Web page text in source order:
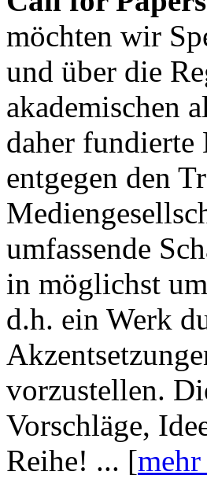
möchten wir
und über die
akademischen
daher
entgegen den
umfassende
in möglichst
d.h. ein Werk
vorzustellen.
Vorschläge,
Reihe! ... [mehr